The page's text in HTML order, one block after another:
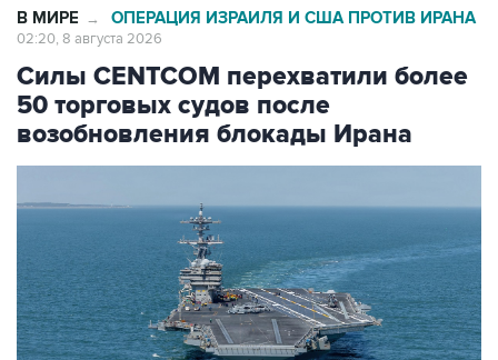
Силы CENTCOM перехватили более
50 торговых судов после
возобновления блокады Ирана